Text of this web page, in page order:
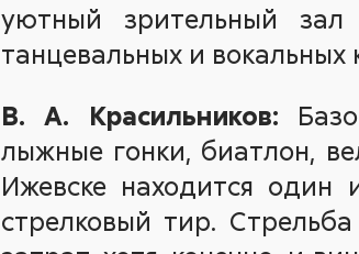
уютный зрительный
танцевальных и вокальных
В. А. Красильников:
лыжные гонки, биатлон,
Ижевске находится
стрелковый тир.